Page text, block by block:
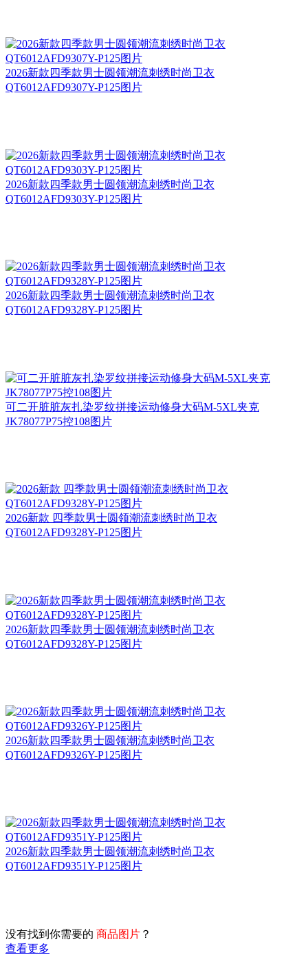
2026新款四季款男士圆领潮流刺绣时尚卫衣
QT6012AFD9307Y-P125图片
2026新款四季款男士圆领潮流刺绣时尚卫衣
QT6012AFD9303Y-P125图片
2026新款四季款男士圆领潮流刺绣时尚卫衣
QT6012AFD9328Y-P125图片
可二开脏脏灰扎染罗纹拼接运动修身大码M-5XL夹克
JK78077P75控108图片
2026新款 四季款男士圆领潮流刺绣时尚卫衣
QT6012AFD9328Y-P125图片
2026新款四季款男士圆领潮流刺绣时尚卫衣
QT6012AFD9328Y-P125图片
2026新款四季款男士圆领潮流刺绣时尚卫衣
QT6012AFD9326Y-P125图片
2026新款四季款男士圆领潮流刺绣时尚卫衣
QT6012AFD9351Y-P125图片
没有找到你需要的 商品图片 ？
查看更多